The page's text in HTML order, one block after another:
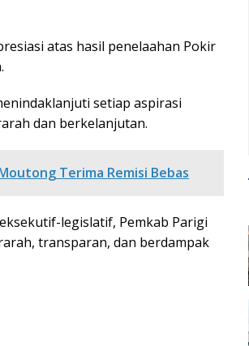
atas hasil penelaahan Pokir
setiap aspirasi
dan berkelanjutan.
Terima Remisi Bebas
legislatif, Pemkab Parigi
transparan, dan berdampak